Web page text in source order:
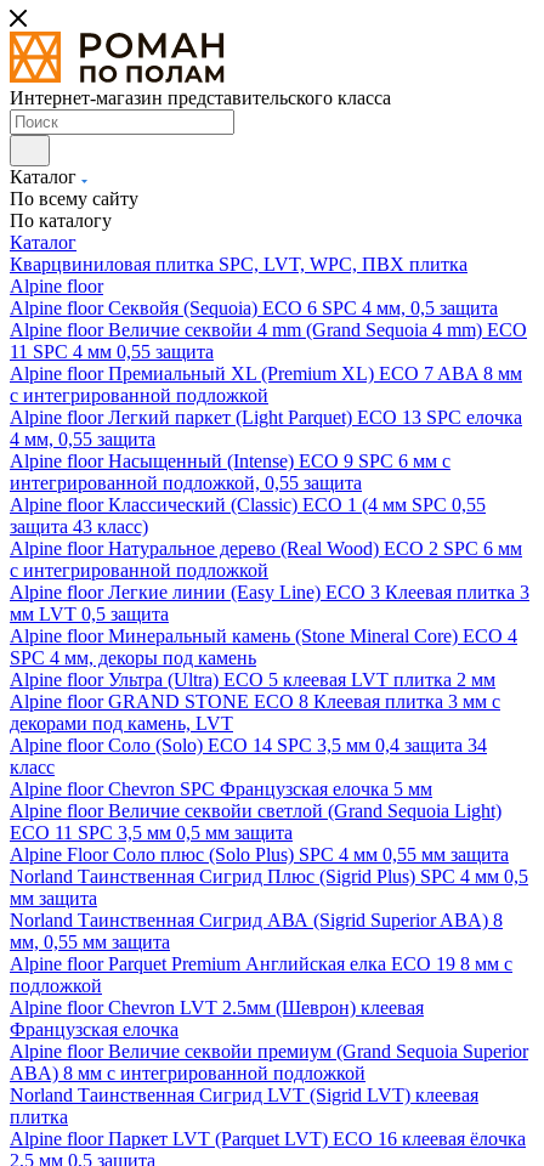
Интернет-магазин представительского класса
Каталог
По всему сайту
По каталогу
Каталог
Кварцвиниловая плитка SPC, LVT, WPC, ПВХ плитка
Alpine floor
Alpine floor Секвойя (Sequoia) ECO 6 SPC 4 мм, 0,5 защита
Alpine floor Величие секвойи 4 mm (Grand Sequoia 4 mm) ECO
11 SPC 4 мм 0,55 защита
Alpine floor Премиальный XL (Premium XL) ECO 7 ABA 8 мм
с интегрированной подложкой
Alpine floor Легкий паркет (Light Parquet) ECO 13 SPC елочка
4 мм, 0,55 защита
Alpine floor Насыщенный (Intense) ECO 9 SPC 6 мм с
интегрированной подложкой, 0,55 защита
Alpine floor Классический (Classic) ECO 1 (4 мм SPC 0,55
защита 43 класс)
Alpine floor Натуральное дерево (Real Wood) ECO 2 SPC 6 мм
с интегрированной подложкой
Alpine floor Легкие линии (Easy Line) ECO 3 Клеевая плитка 3
мм LVT 0,5 защита
Alpine floor Минеральный камень (Stone Mineral Core) ECO 4
SPC 4 мм, декоры под камень
Alpine floor Ультра (Ultra) ECO 5 клеевая LVT плитка 2 мм
Alpine floor GRAND STONE ECO 8 Клеевая плитка 3 мм с
декорами под камень, LVT
Alpine floor Соло (Solo) ECO 14 SPC 3,5 мм 0,4 защита 34
класс
Alpine floor Chevron SPC Французская елочка 5 мм
Alpine floor Величие секвойи светлой (Grand Sequoia Light)
ECO 11 SPC 3,5 мм 0,5 мм защита
Alpine Floor Соло плюс (Solo Plus) SPC 4 мм 0,55 мм защита
Norland Таинственная Сигрид Плюс (Sigrid Plus) SPC 4 мм 0,5
мм защита
Norland Таинственная Сигрид АВА (Sigrid Superior ABA) 8
мм, 0,55 мм защита
Alpine floor Parquet Premium Английская елка ECO 19 8 мм с
подложкой
Alpine floor Chevron LVT 2.5мм (Шеврон) клеевая
Французская елочка
Alpine floor Величие секвойи премиум (Grand Sequoia Superior
ABA) 8 мм с интегрированной подложкой
Norland Таинственная Сигрид LVT (Sigrid LVT) клеевая
плитка
Alpine floor Паркет LVT (Parquet LVT) ECO 16 клеевая ёлочка
2,5 мм 0,5 защита